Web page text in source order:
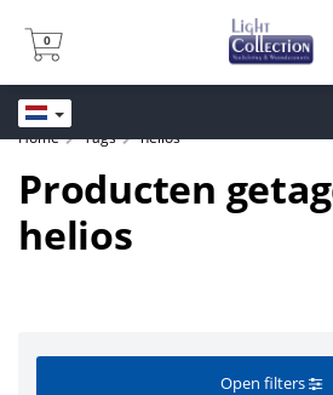
0
0
Home Tags helios
Producten
helios
Open filters